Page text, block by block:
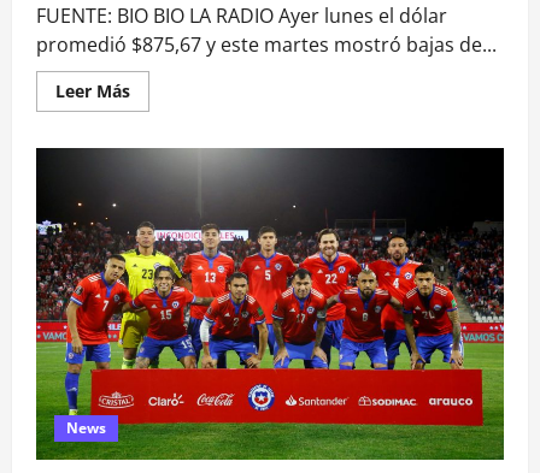
FUENTE: BIO BIO LA RADIO Ayer lunes el dólar
promedió $875,67 y este martes mostró bajas de...
Leer MásLeer
más
de
hasta
$10
previo
a
IPC
de
EEUU
y
anuncio
de
Banco
Central
de
Chile
News